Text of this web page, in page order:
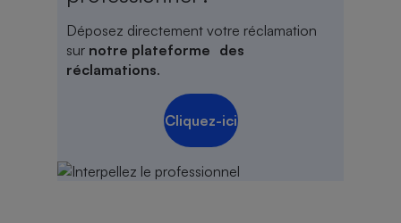
Déposez directement votre réclamation
sur notre plateforme des
réclamations.
Cliquez-ici